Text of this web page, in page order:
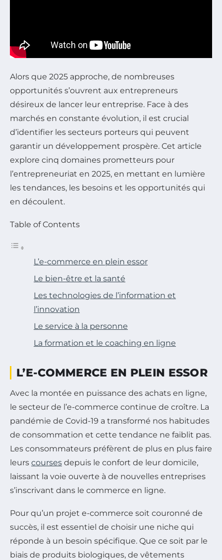
Alors que 2025 approche, de nombreuses
opportunités s’ouvrent aux entrepreneurs
désireux de lancer leur entreprise. Face à des
marchés en constante évolution, il est crucial
d’identifier les secteurs porteurs qui peuvent
garantir un développement prospère. Cet article
explore cinq domaines prometteurs pour
l’entrepreneuriat en 2025, en mettant en lumière
les tendances, les besoins et les opportunités qui
en découlent.
Table of Contents
L’e-commerce en plein essor
Le bien-être et la santé
Les technologies de l’information et
l’innovation
Le service à la personne
La formation et le coaching en ligne
L’E-COMMERCE EN PLEIN ESSOR
Avec la montée en puissance des achats en ligne,
le secteur de l’e-commerce continue de croître. La
pandémie de Covid-19 a transformé nos habitudes
de consommation et cette tendance ne faiblit pas.
Les consommateurs préfèrent de plus en plus faire
leurs courses depuis le confort de leur domicile,
laissant la voie ouverte à de nouvelles entreprises
s’inscrivant dans le commerce en ligne.
Pour qu’un projet e-commerce soit couronné de
succès, il est essentiel de choisir une niche qui
réponde à un besoin spécifique. Que ce soit par le
biais de produits biologiques, de vêtements